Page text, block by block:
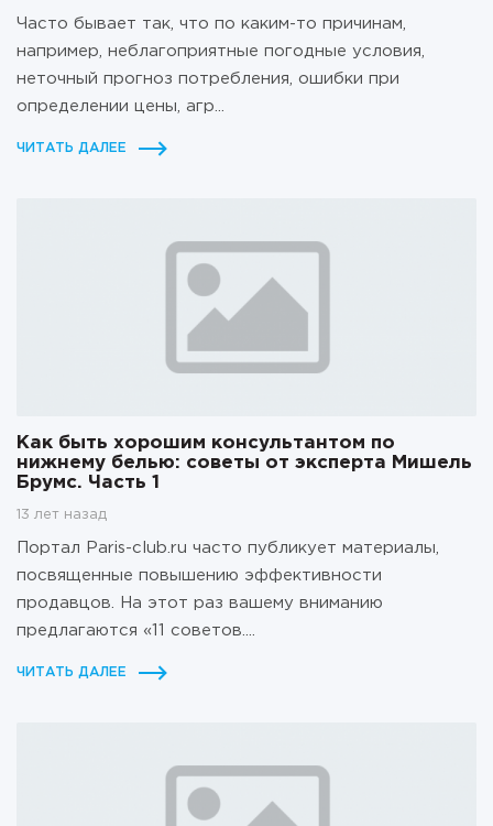
Часто бывает так, что по каким-то причинам,
например, неблагоприятные погодные условия,
неточный прогноз потребления, ошибки при
определении цены, агр...
ЧИТАТЬ ДАЛЕЕ
Как быть хорошим консультантом по
нижнему белью: советы от эксперта Мишель
Брумс. Часть 1
13 лет назад
Портал Paris-club.ru часто публикует материалы,
посвященные повышению эффективности
продавцов. На этот раз вашему вниманию
предлагаются «11 советов....
ЧИТАТЬ ДАЛЕЕ